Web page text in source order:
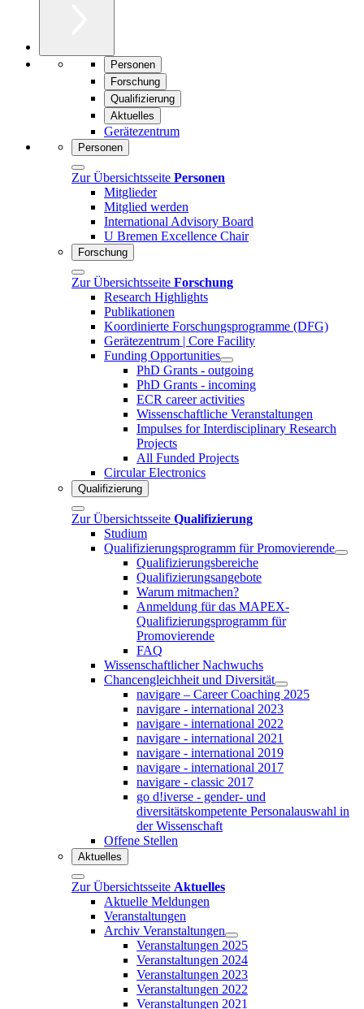
Personen
Forschung
Qualifizierung
Aktuelles
Gerätezentrum
Personen
Zur Übersichtsseite Personen
Mitglieder
Mitglied werden
International Advisory Board
U Bremen Excellence Chair
Forschung
Zur Übersichtsseite Forschung
Research Highlights
Publikationen
Koordinierte Forschungsprogramme (DFG)
Gerätezentrum | Core Facility
Funding Opportunities
PhD Grants - outgoing
PhD Grants - incoming
ECR career activities
Wissenschaftliche Veranstaltungen
Impulses for Interdisciplinary Research
Projects
All Funded Projects
Circular Electronics
Qualifizierung
Zur Übersichtsseite Qualifizierung
Studium
Qualifizierungsprogramm für Promovierende
Qualifizierungsbereiche
Qualifizierungsangebote
Warum mitmachen?
Anmeldung für das MAPEX-
Qualifizierungsprogramm für
Promovierende
FAQ
Wissenschaftlicher Nachwuchs
Chancengleichheit und Diversität
navigare – Career Coaching 2025
navigare - international 2023
navigare - international 2022
navigare - international 2021
navigare - international 2019
navigare - international 2017
navigare - classic 2017
go d!iverse - gender- und
diversitätskompetente Personalauswahl in
der Wissenschaft
Offene Stellen
Aktuelles
Zur Übersichtsseite Aktuelles
Aktuelle Meldungen
Veranstaltungen
Archiv Veranstaltungen
Veranstaltungen 2025
Veranstaltungen 2024
Veranstaltungen 2023
Veranstaltungen 2022
Veranstaltungen 2021